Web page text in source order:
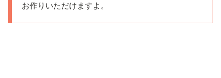
お作りいただけますよ。